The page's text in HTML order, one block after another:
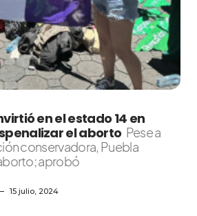
en el estado 14 en
el aborto Pese a
conservadora, Puebla
aprobó
15 julio, 2024